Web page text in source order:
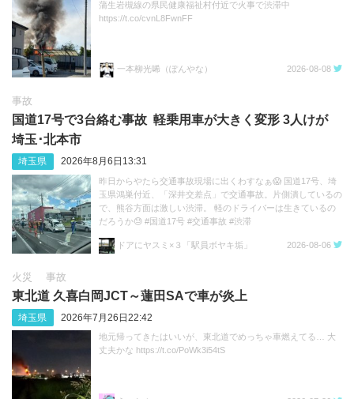
蒲生岩槻線の県民健康福祉村付近で火事で渋滞中
https://t.co/cvnL8FwnFF
一本柳光唏（ぽんやな） 2026-08-08
事故
国道17号で3台絡む事故 軽乗用車が大きく変形 3人けが
埼玉･北本市
埼玉県 2026年8月6日13:31
昨日からやたら交通事故現場に出くわすなぁ😱 国道17号、埼
玉県鴻巣付近、「深井交差点」で交通事故。片側潰しているの
で、熊谷方面は激しい渋滞。 軽のドライバーは生きているの
だろうか😓 #国道17号 #交通事故 #渋滞
ドアにヤスミ×３「駅員ボヤキ垢」
2026-08-06
火災 事故
東北道 久喜白岡JCT～蓮田SAで車が炎上
埼玉県 2026年7月26日22:42
地元帰ってきたはいいが、東北道でめっちゃ車燃えてる… 大
丈夫かな https://t.co/PoWk3i54tS